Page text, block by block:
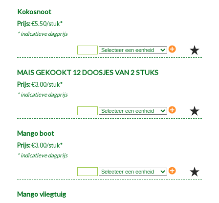
Kokosnoot
Prijs:€5.50/stuk*
* indicatieve dagprijs
MAIS GEKOOKT 12 DOOSJES VAN 2 STUKS
Prijs:€3.00/stuk*
* indicatieve dagprijs
Mango boot
Prijs:€3.00/stuk*
* indicatieve dagprijs
Mango vliegtuig